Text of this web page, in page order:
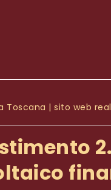
Toscana | sito web